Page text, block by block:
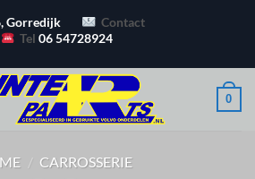
Gorredijk
Contact
Tel06 54728924
0
/ CARROSSERIE